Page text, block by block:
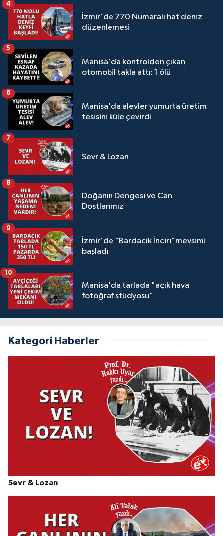
İzmir'de 770 Numaralı hat deniz
düzenlemesi
4
Manisa'da kontrolden çıkan
otomobil takla attı: 1 ölü
5
Manisa'da alevler yumurta üretim
tesisini küle çevirdi
6
Sevr & Lozan
7
Doğanın Dengesi ve Can
Dostlarımız
8
İzmir'de "Bardacık İnciri"mevsimi
başladı
9
Manisa'da tarlada "açık hava
fotoğraf stüdyosu"
10
Kategori Haberler
Sevr & Lozan